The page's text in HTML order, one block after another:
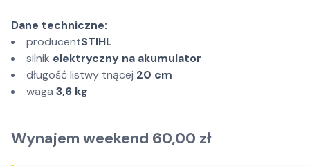
Dane techniczne:
producentSTIHL
silnik elektryczny na akumulator
długość listwy tnącej 20 cm
waga 3,6 kg
Wynajem weekend 60,00 zł